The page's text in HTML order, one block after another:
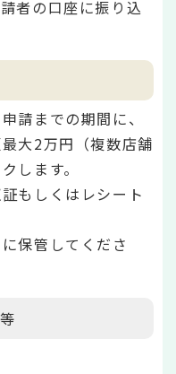
者の口座に振り込
請までの期間に、
大2万円（複数店舗
します。
もしくはレシート
保管してくださ